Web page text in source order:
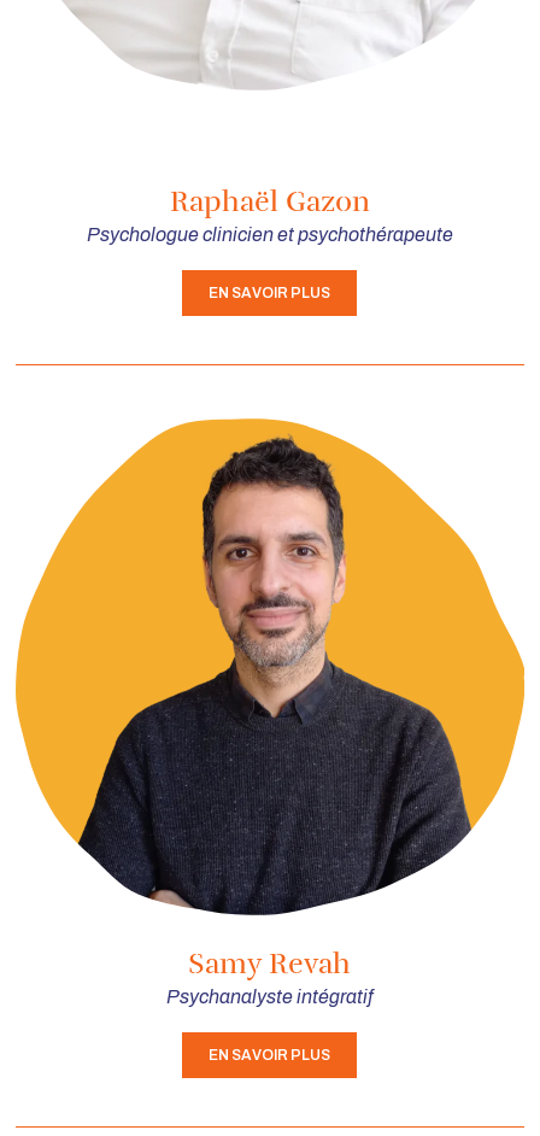
Raphaël Gazon
Psychologue clinicien et psychothérapeute
EN SAVOIR PLUS
Samy Revah
Psychanalyste intégratif
EN SAVOIR PLUS